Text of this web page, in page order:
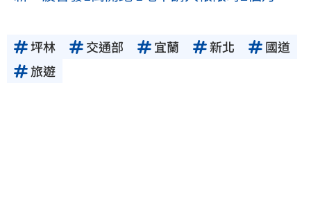
坪林 交通部 宜蘭 新北
國道
旅遊